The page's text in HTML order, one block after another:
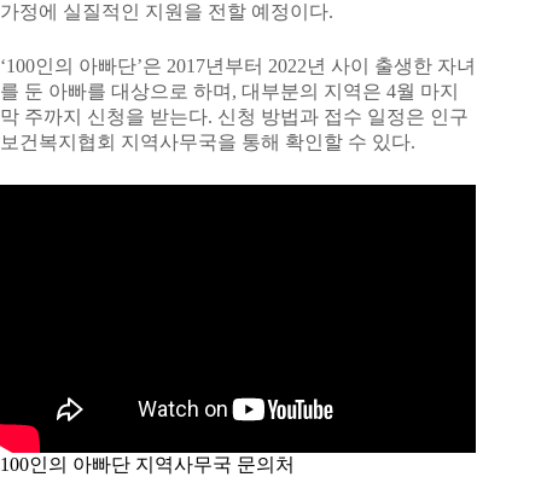
가정에 실질적인 지원을 전할 예정이다.
‘100인의 아빠단’은 2017년부터 2022년 사이 출생한 자녀
를 둔 아빠를 대상으로 하며, 대부분의 지역은 4월 마지
막 주까지 신청을 받는다. 신청 방법과 접수 일정은 인구
보건복지협회 지역사무국을 통해 확인할 수 있다.
100인의 아빠단 지역사무국 문의처